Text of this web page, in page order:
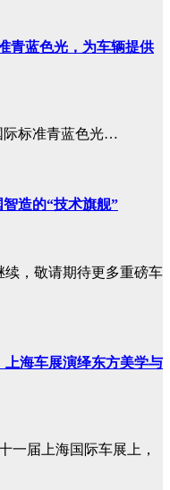
青蓝色光，为车辆提供
际标准青蓝色光…
造的“技术旗舰”
，敬请期待更多重磅车
海车展演绎东方美学与
一届上海国际车展上，